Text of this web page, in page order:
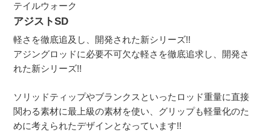
テイルウォーク
アジストSD
軽さを徹底追及し、開発された新シリーズ!!
アジングロッドに必要不可欠な軽さを徹底追求し、開発さ
れた新シリーズ!!
ソリッドティップやブランクスといったロッド重量に直接
関わる素材に最上級の素材を使い、グリップも軽量化のた
めに考えられたデザインとなっています!!